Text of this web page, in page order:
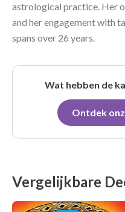
astrological practice. Her
and her engagement with
spans over 26 years.
Wat hebben de
Ontdek
Vergelijkbare